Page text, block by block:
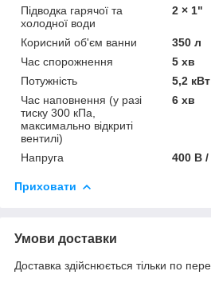
Підводка гарячої та
холодної води
2 × 1"
Корисний об'єм ванни
350 л
Час спорожнення
5 хв
Потужність
5,2 кВт
Час наповнення (у разі
тиску 300 кПа,
максимально відкриті
вентилі)
6 хв
Напруга 400 В /
Приховати
Умови доставки
Доставка здійснюється тільки по